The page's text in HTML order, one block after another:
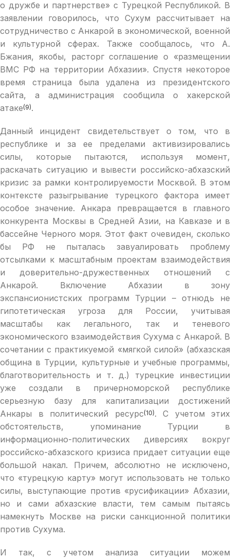
о дружбе и партнерстве» с Турецкой Республикой. В
заявлении говорилось, что Сухум рассчитывает на
сотрудничество с Анкарой в экономической, военной
и культурной сферах. Также сообщалось, что А.
Бжания, якобы, расторг соглашение о «размещении
ВМС РФ на территории Абхазии». Спустя некоторое
время страница была удалена из президентского
сайта, а администрация сообщила о хакерской
атаке(9).
Данный инцидент свидетельствует о том, что в
республике и за ее пределами активизировались
силы, которые пытаются, используя момент,
раскачать ситуацию и вывести российско-абхазский
кризис за рамки контролируемости Москвой. В этом
контексте разыгрывание турецкого фактора имеет
особое значение. Анкара превращается в главного
конкурента Москвы в Средней Азии, на Кавказе и в
бассейне Черного моря. Этот факт очевиден, сколько
бы РФ не пыталась завуалировать проблему
отсылками к масштабным проектам взаимодействия
и доверительно-дружественных отношений с
Анкарой. Включение Абхазии в зону
экспансионистских программ Турции – отнюдь не
гипотетическая угроза для России, учитывая
масштабы как легального, так и теневого
экономического взаимодействия Сухума с Анкарой. В
сочетании с практикуемой «мягкой силой» (абхазская
община в Турции, культурные и учебные программы,
благотворительность и т. д.) турецкие инвестиции
уже создали в причерноморской республике
серьезную базу для капитализации достижений
Анкары в политический ресурс(10). С учетом этих
обстоятельств, упоминание Турции в
информационно-политических диверсиях вокруг
российско-абхазского кризиса придает ситуации еще
большой накал. Причем, абсолютно не исключено,
что «турецкую карту» могут использовать не только
силы, выступающие против «русификации» Абхазии,
но и сами абхазские власти, тем самым пытаясь
намекнуть Москве на риски санкционной политики
против Сухума.
И так, с учетом анализа ситуации можем